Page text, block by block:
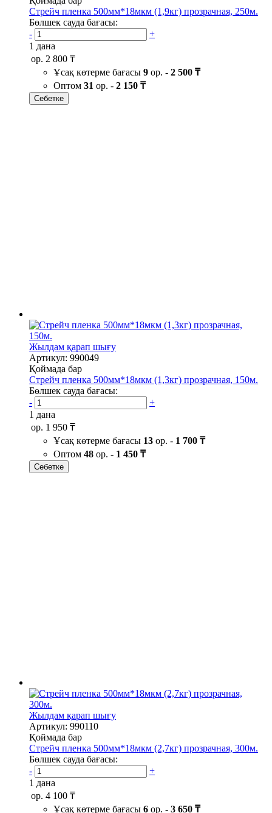
Стрейч пленка 500мм*18мкм (1,9кг) прозрачная, 250м.
Бөлшек сауда бағасы:
-
+
1 дана
ор. 2 800 ₸
Ұсақ көтерме бағасы 9 ор. - 2 500 ₸
Оптом 31 ор. - 2 150 ₸
Себетке
Жылдам қарап шығу
Артикул: 990049
Қоймада бар
Стрейч пленка 500мм*18мкм (1,3кг) прозрачная, 150м.
Бөлшек сауда бағасы:
-
+
1 дана
ор. 1 950 ₸
Ұсақ көтерме бағасы 13 ор. - 1 700 ₸
Оптом 48 ор. - 1 450 ₸
Себетке
Жылдам қарап шығу
Артикул: 990110
Қоймада бар
Стрейч пленка 500мм*18мкм (2,7кг) прозрачная, 300м.
Бөлшек сауда бағасы:
-
+
1 дана
ор. 4 100 ₸
Ұсақ көтерме бағасы 6 ор. - 3 650 ₸